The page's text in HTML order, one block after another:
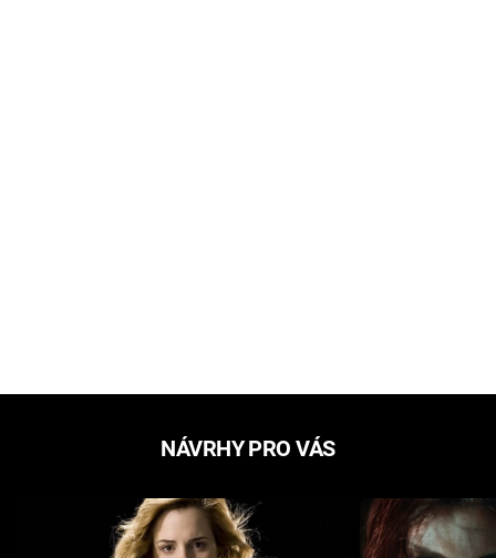
NÁVRHY PRO VÁS